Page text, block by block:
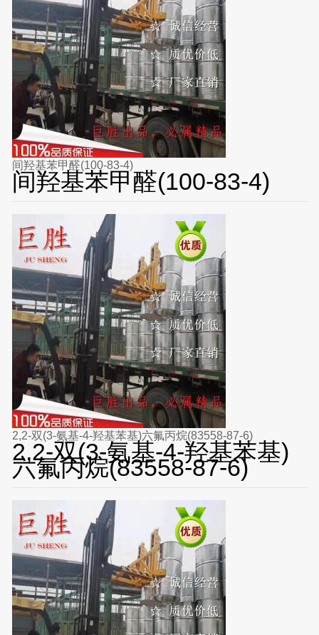
间羟基苯甲醛(100-83-4)
间羟基苯甲醛(100-83-4)
2,2-双(3-氨基-4-羟基苯基)六氟丙烷(83558-87-6)
2,2-双(3-氨基-4-羟基苯基)
六氟丙烷(83558-87-6)